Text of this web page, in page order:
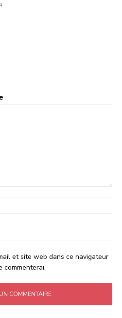
:*
:*
et site web dans ce navigateur
commenterai.